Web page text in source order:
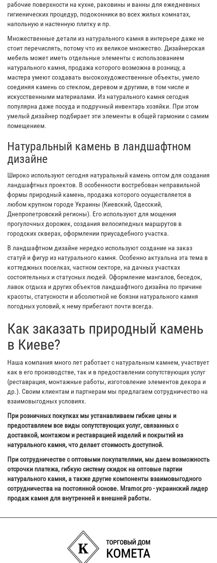
рабочие поверхности на кухне, раковины и ванны для ежедневных
гигиенических процедур, подоконники во всех жилых комнатах,
напольную и настенную плитку и пр.
Множественные детали из натурального камня в интерьере даже не
стоит перечислять, потому что их великое множество. Дизайнерская
мебель может иметь отдельные элементы с использованием
натурального камня, продажа которого возможна в розницу, а
мастера умеют создавать высокохудожественные объекты, умело
соединяя камень со стеклом, деревом и другими, в том числе и
искусственными материалами. Из натурального камня сегодня
популярна даже посуда и подручный инвентарь хозяйки. При этом
умелый дизайнер подбирает эти элементы в общей гармонии с самим
помещением.
Натуральный камень в ландшафтном
дизайне
Широко используют сегодня натуральный камень оптом для создания
ландшафтных проектов. В особенности востребован неправильной
формы природный камень, продажа которого осуществляется в
любом крупном городе Украины (Киевский, Одесский,
Днепропетровский регионы). Его используют для мощения
прогулочных дорожек, создания велосипедных маршрутов в
городских скверах, оформлении приусадебного участка.
В ландшафтном дизайне нередко используют создание на заказ
статуй и фигур из натурального камня. Особенно актуальна эта тема в
коттеджных поселках, частном секторе, на дачных участках
состоятельных и статусных людей. Оформление мангалов, беседок,
лавок отдыха и других объектов ландшафтного дизайна по причине
красоты, статусности и абсолютной не боязни натурального камня
погодных условий, к нему прибегают почти всегда.
Как заказать природный камень
в Киеве?
Наша компания много лет работает с натуральным камнем, участвует
как в его производстве, так и в предоставлении сопутствующих услуг
(реставрация, монтажные работы, изготовление элементов декора и
др.). Своим клиентам и партнерам мы предлагаем сотрудничество на
взаимовыгодных условиях.
При розничных покупках мы устанавливаем гибкие цены и
предоставляем все виды сопутствующих услуг, связанных с
доставкой, монтажом и реставрацией изделий и покрытий из
натурального камня, что делает стоимость доступной.
При сотрудничестве с оптовыми покупателями, мы даем возможность
отсрочки платежа, гибкую систему скидок на оптовые партии
натурального камня, а также другие компоненты взаимовыгодного
сотрудничества на постоянной основе. Mramor.pro - украинский лидер
продаж камня для внутренней и внешней работы.